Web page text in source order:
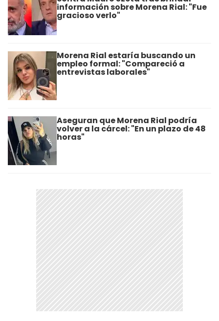
información sobre Morena Rial: "Fue
gracioso verlo"
Morena Rial estaría buscando un
empleo formal: "Compareció a
entrevistas laborales"
Aseguran que Morena Rial podría
volver a la cárcel: "En un plazo de 48
horas"